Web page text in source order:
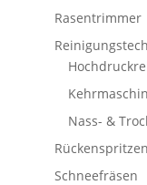
Rasentrimmer
Nass- &
Rückenspritzen
Schneefräsen